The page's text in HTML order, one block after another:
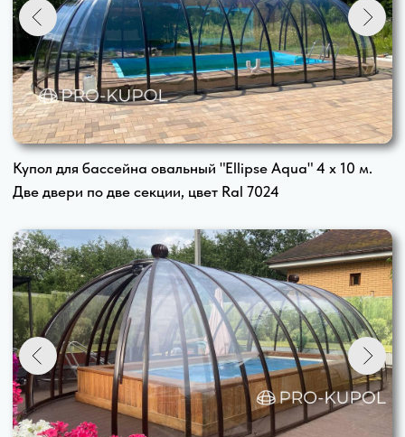
2,3м. х 4м. х 5 м. .... 350 000 ₽
2,3м. х 4м. х 6 м. .... 380 000 ₽
2,3м. х 4м. х 7 м. .... 405 000 ₽
2,3м. х 4м. х 8 м. .... 430 000 ₽
2,3м. х 4м. х 9 м. .... 460 000 ₽
2,3м. х 4м. х 10 м. ... 485 000 ₽
2,5м. х 5м. х 6 м. .... 425 000 ₽
2,5м. х 5м. х 7 м. .... 455 000 ₽
2,5м. х 5м. х 8 м. .... 490 000 ₽
2,5м. х 5м. х 9 м. ..... 520 000 ₽
2,5м. х 5м. х 10 м. ... 550 000 ₽
Высота купола 2,5 м.